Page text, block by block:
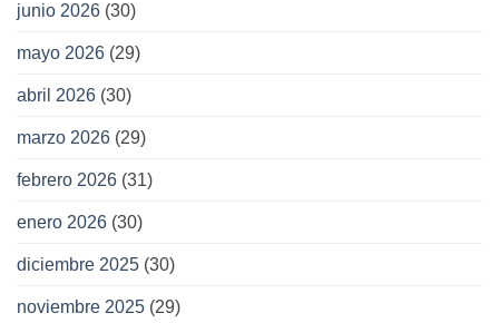
junio 2026 (30)
mayo 2026 (29)
abril 2026 (30)
marzo 2026 (29)
febrero 2026 (31)
enero 2026 (30)
diciembre 2025 (30)
noviembre 2025 (29)